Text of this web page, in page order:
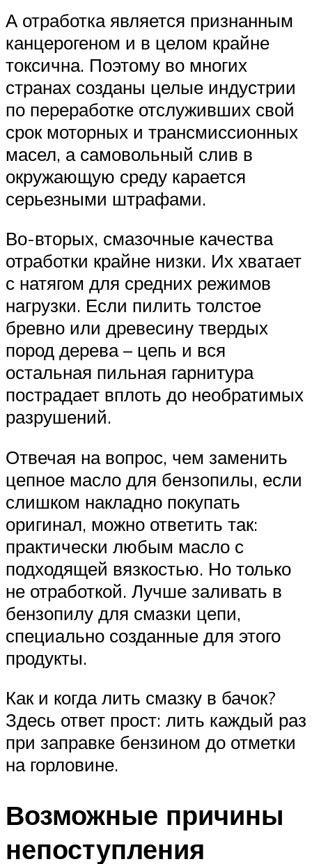
А отработка является признанным
канцерогеном и в целом крайне
токсична. Поэтому во многих
странах созданы целые индустрии
по переработке отслуживших свой
срок моторных и трансмиссионных
масел, а самовольный слив в
окружающую среду карается
серьезными штрафами.
Во-вторых, смазочные качества
отработки крайне низки. Их хватает
с натягом для средних режимов
нагрузки. Если пилить толстое
бревно или древесину твердых
пород дерева – цепь и вся
остальная пильная гарнитура
пострадает вплоть до необратимых
разрушений.
Отвечая на вопрос, чем заменить
цепное масло для бензопилы, если
слишком накладно покупать
оригинал, можно ответить так:
практически любым масло с
подходящей вязкостью. Но только
не отработкой. Лучше заливать в
бензопилу для смазки цепи,
специально созданные для этого
продукты.
Как и когда лить смазку в бачок?
Здесь ответ прост: лить каждый раз
при заправке бензином до отметки
на горловине.
Возможные причины
непоступления